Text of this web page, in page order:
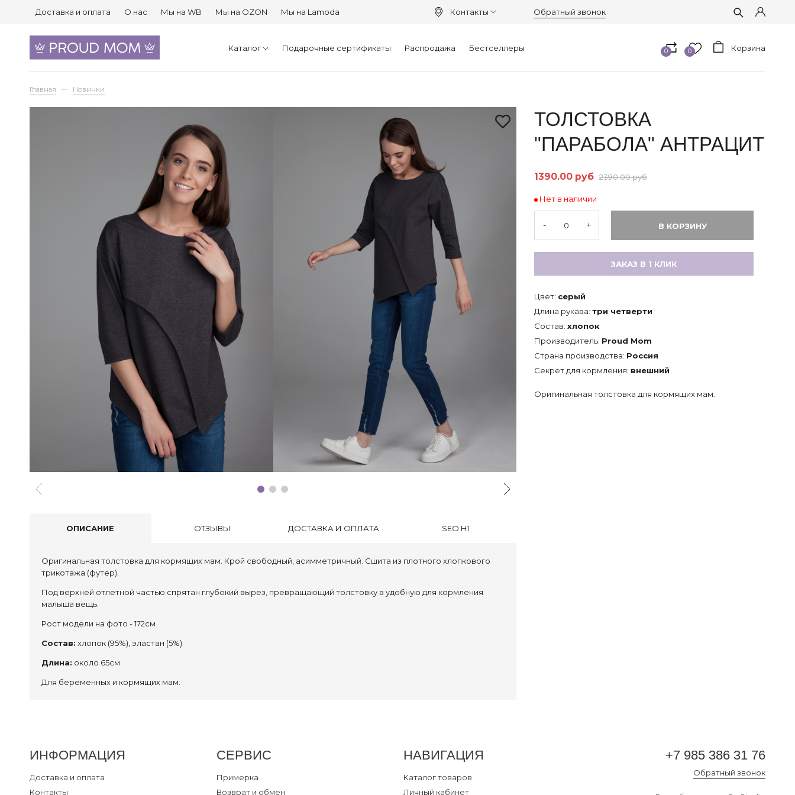
Доставка и оплата О нас Мы на WB Мы на OZON Мы на Lamoda Контакты Обратный звонок
Каталог Подарочные сертификаты Распродажа Бестселлеры 0 0 Корзина
Главная Новинки
ОПИСАНИЕ ОТЗЫВЫ ДОСТАВКА И ОПЛАТА SEO H1
Оригинальная толстовка для кормящих мам. Крой свободный, асимметричный. Сшита из плотного хлопкового
трикотажа (футер).
Под верхней отлетной частью спрятан глубокий вырез, превращающий толстовку в удобную для кормления
малыша вещь.
Рост модели на фото - 172см
Состав: хлопок (95%), эластан (5%)
Длина: около 65см
Для беременных и кормящих мам.
ТОЛСТОВКА
"ПАРАБОЛА" АНТРАЦИТ
1390.00 руб 2390.00 руб
Нет в наличии
- + В КОРЗИНУ
ЗАКАЗ В 1 КЛИК
Цвет: серый
Длина рукава: три четверти
Состав: хлопок
Производитель: Proud Mom
Страна производства: Россия
Секрет для кормления: внешний
Оригинальная толстовка для кормящих мам.
ИНФОРМАЦИЯ
Доставка и оплата
Контакты
СЕРВИС
Примерка
Возврат и обмен
НАВИГАЦИЯ
Каталог товаров
Личный кабинет
+7 985 386 31 76
Обратный звонок